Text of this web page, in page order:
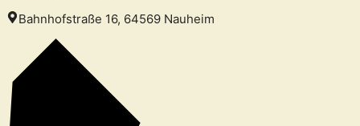
Bahnhofstraße 16, 64569 Nauheim